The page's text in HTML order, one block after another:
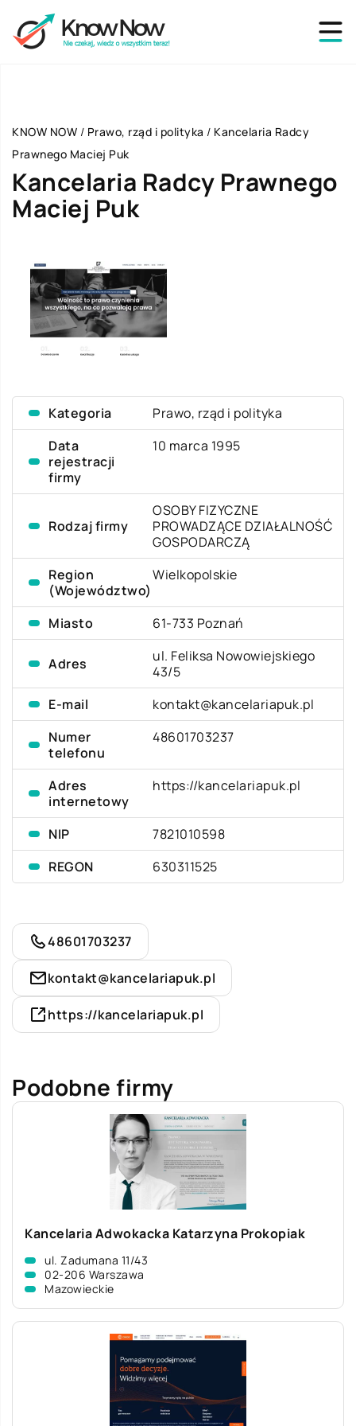
KNOW NOW / Prawo, rząd i polityka / Kancelaria Radcy
Prawnego Maciej Puk
Kancelaria Radcy Prawnego
Maciej Puk
Kategoria
Prawo, rząd i polityka
Data
rejestracji
firmy
10 marca 1995
Rodzaj firmy
OSOBY FIZYCZNE
PROWADZĄCE DZIAŁALNOŚĆ
GOSPODARCZĄ
Region
(Województwo)
Wielkopolskie
Miasto 61-733 Poznań
Adres
ul. Feliksa Nowowiejskiego
43/5
E-mail
kontakt@kancelariapuk.pl
Numer
telefonu
48601703237
Adres
internetowy
https://kancelariapuk.pl
NIP
7821010598
REGON
630311525
48601703237
kontakt@kancelariapuk.pl
https://kancelariapuk.pl
Podobne firmy
Kancelaria Adwokacka Katarzyna Prokopiak
ul. Zadumana 11/43
02-206 Warszawa
Mazowieckie